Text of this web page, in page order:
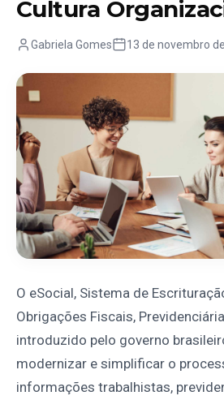
Cultura
Gabriela Gomes 13 de novembro
O eSocial, Sistema de
Obrigações Fiscais,
introduzido pelo governo
modernizar e simplificar o
informações trabalhistas,